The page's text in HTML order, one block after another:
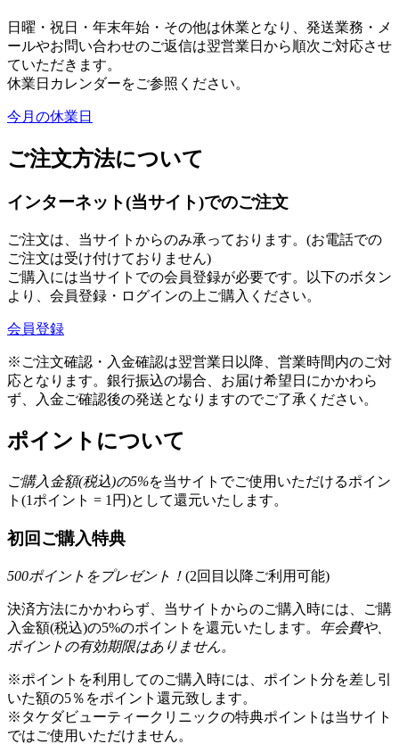
日曜・祝日・年末年始・その他は休業となり、発送業務・メ
ールやお問い合わせのご返信は翌営業日から順次ご対応させ
ていただきます。
休業日カレンダーをご参照ください。
今月の休業日
ご注文方法について
インターネット(当サイト)でのご注文
ご注文は、当サイトからのみ承っております。(お電話での
ご注文は受け付けておりません)
ご購入には当サイトでの会員登録が必要です。以下のボタン
より、会員登録・ログインの上ご購入ください。
会員登録
※ご注文確認・入金確認は翌営業日以降、営業時間内のご対
応となります。銀行振込の場合、お届け希望日にかかわら
ず、入金ご確認後の発送となりますのでご了承ください。
ポイントについて
ご購入金額(税込)の5%を当サイトでご使用いただけるポイン
ト(1ポイント = 1円)として還元いたします。
初回ご購入特典
500ポイントをプレゼント！ (2回目以降ご利用可能)
決済方法にかかわらず、当サイトからのご購入時には、ご購
入金額(税込)の5%のポイントを還元いたします。 年会費や、
ポイントの有効期限はありません。
※ポイントを利用してのご購入時には、ポイント分を差し引
いた額の5％をポイント還元致します。
※タケダビューティークリニックの特典ポイントは当サイト
ではご使用いただけません。